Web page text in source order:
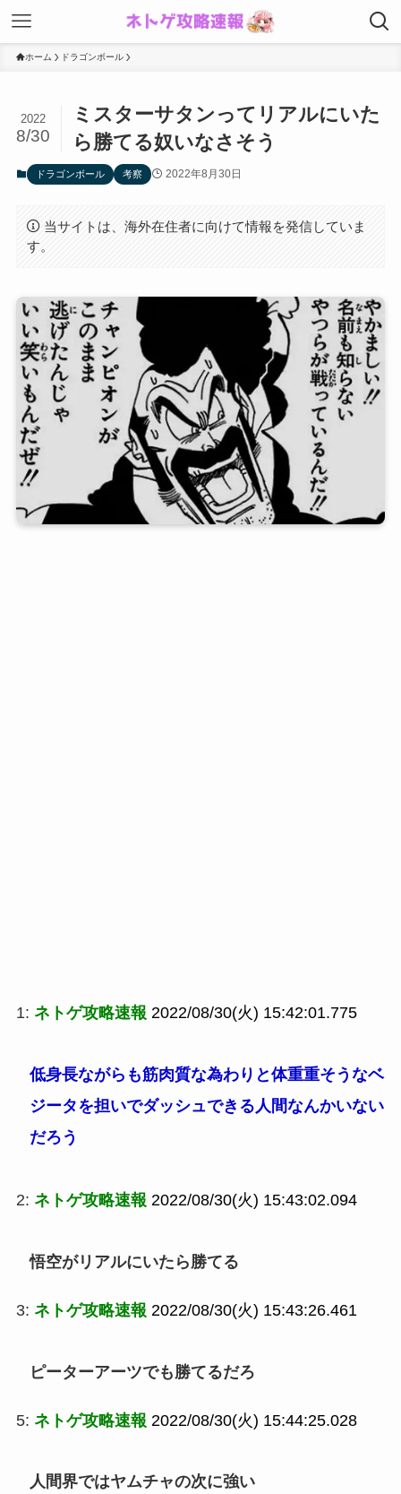
ホーム ドラゴンボール
ミスターサタンってリアルにいた
ら勝てる奴いなさそう
2022
8/30
ドラゴンボール 考察 2022年8月30日
当サイトは、海外在住者に向けて情報を発信していま
す。
1: ネトゲ攻略速報 2022/08/30(火) 15:42:01.775
低身長ながらも筋肉質な為わりと体重重そうなベ
ジータを担いでダッシュできる人間なんかいない
だろう
2: ネトゲ攻略速報 2022/08/30(火) 15:43:02.094
悟空がリアルにいたら勝てる
3: ネトゲ攻略速報 2022/08/30(火) 15:43:26.461
ピーターアーツでも勝てるだろ
5: ネトゲ攻略速報 2022/08/30(火) 15:44:25.028
人間界ではヤムチャの次に強い